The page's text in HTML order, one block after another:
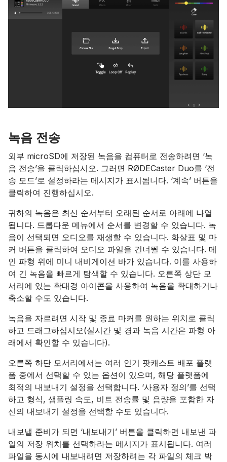
녹음 전송
외부 microSD에 저장된 녹음을 컴퓨터로 전송하려면 ‘녹
음 전송’을 클릭하십시오. 그러면 RØDECaster Duo를 ‘전
송 모드’로 설정하라는 메시지가 표시됩니다. ‘계속’ 버튼을
클릭하여 진행하십시오.
귀하의 녹음은 최신 순서부터 오래된 순서로 아래에 나열
됩니다. 드롭다운 메뉴에서 순서를 변경할 수 있습니다. 녹
음이 선택되면 오디오를 재생할 수 있습니다. 화살표 및 마
커 버튼을 클릭하여 오디오 파일을 건너뛸 수 있습니다. 메
인 파형 위에 미니 내비게이션 바가 있습니다. 이를 사용하
여 긴 녹음을 빠르게 탐색할 수 있습니다. 오른쪽 상단 모
서리에 있는 확대경 아이콘을 사용하여 녹음을 확대하거나
축소할 수도 있습니다.
녹음을 자르려면 시작 및 종료 마커를 원하는 위치로 클릭
하고 드래그하십시오(실시간 및 경과 녹음 시간은 파형 아
래에서 확인할 수 있습니다).
오른쪽 하단 모서리에서는 여러 인기 팟캐스트 배포 플랫
폼 중에서 선택할 수 있는 옵션이 있으며, 해당 플랫폼에
최적의 내보내기 설정을 선택합니다. ‘사용자 정의’를 선택
하고 형식, 샘플링 속도, 비트 전송률 및 음량을 포함한 자
신의 내보내기 설정을 선택할 수도 있습니다.
내보낼 준비가 되면 ‘내보내기’ 버튼을 클릭하면 내보낸 파
일의 저장 위치를 선택하라는 메시지가 표시됩니다. 여러
파일을 동시에 내보내려면 저장하려는 각 파일의 체크 박